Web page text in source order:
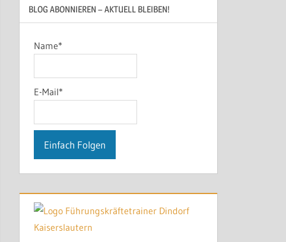
BLOG ABONNIEREN – AKTUELL BLEIBEN!
Name*
E-Mail*